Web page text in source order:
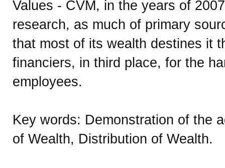
Values - CVM, in the years of
research, as much of primary
that most of its wealth destines it
financiers, in third place, for the
employees.
Key words: Demonstration of the
of Wealth, Distribution of Wealth.